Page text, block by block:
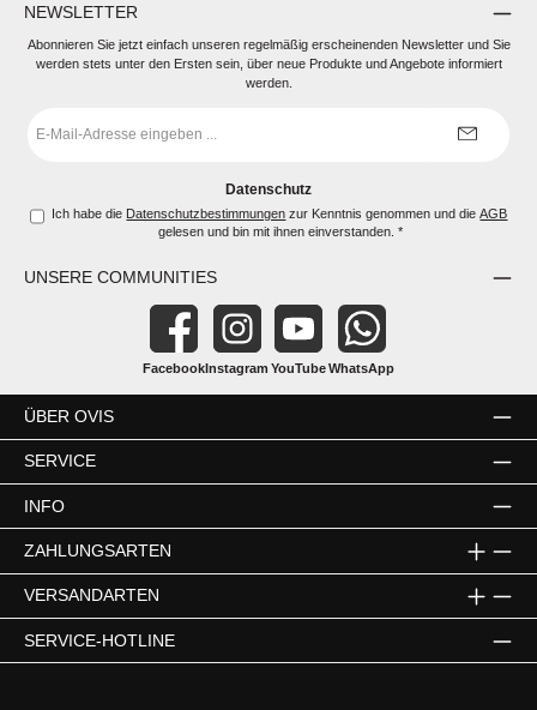
NEWSLETTER
Abonnieren Sie jetzt einfach unseren regelmäßig erscheinenden Newsletter und Sie
werden stets unter den Ersten sein, über neue Produkte und Angebote informiert
werden.
Mail-
Datenschutz
Ich habe die Datenschutzbestimmungen zur Kenntnis genommen und dieAGB
gelesen und bin mit ihnen einverstanden. *
UNSERE COMMUNITIES
Facebook Instagram YouTubeWhatsApp
ÜBER OVIS
SERVICE
INFO
ZAHLUNGSARTEN
VERSANDARTEN
SERVICE-HOTLINE